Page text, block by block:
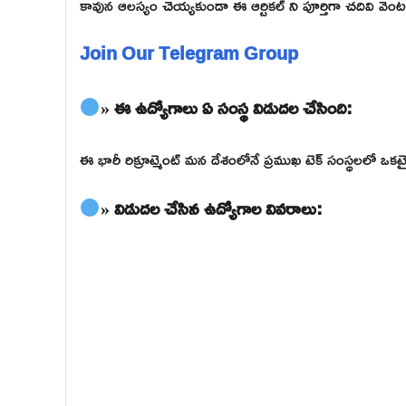
Join Our Telegram Group
» ఈ ఉద్యోగాలు ఏ సంస్థ విడుదల చేసింది:
ఈ భారీ రిక్రూట్మెంట్ మన దేశంలోనే ప్రముఖ టెక్ సంస్థలలో
» విడుదల చేసిన ఉద్యోగాల వివరాలు: